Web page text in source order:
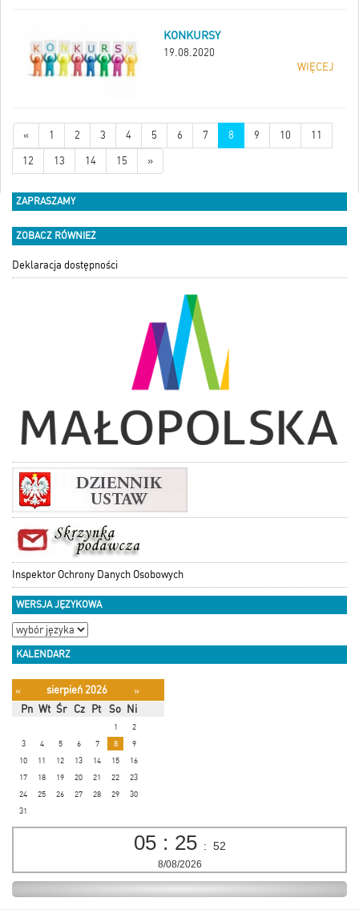
KONKURSY
19.08.2020
WIĘCEJ
« 1 2 3 4 5 6 7 8 9 10 11
12 13 14 15 »
ZAPRASZAMY
ZOBACZ RÓWNIEŻ
Deklaracja dostępności
Inspektor Ochrony Danych Osobowych
WERSJA JĘZYKOWA
KALENDARZ
« sierpień 2026
»
Pn Wt Śr Cz Pt So Ni
1
2
3
4 5 6 7 8
9
10
11 12 13 14 15
16
17
18 19 20 21 22
23
24
25 26 27 28 29
30
31
05 : 25 : 53
8/08/2026